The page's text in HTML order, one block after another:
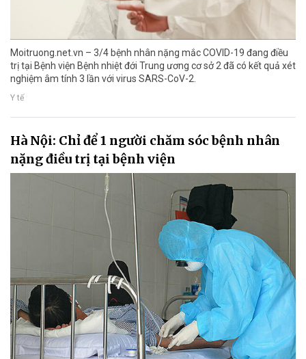
Moitruong.net.vn – 3/4 bệnh nhân nặng mắc COVID-19 đang điều
trị tại Bệnh viện Bệnh nhiệt đới Trung ương cơ sở 2 đã có kết quả xét
nghiệm âm tính 3 lần với virus SARS-CoV-2.
Y tế
Hà Nội: Chỉ để 1 người chăm sóc bệnh nhân
nặng điều trị tại bệnh viện